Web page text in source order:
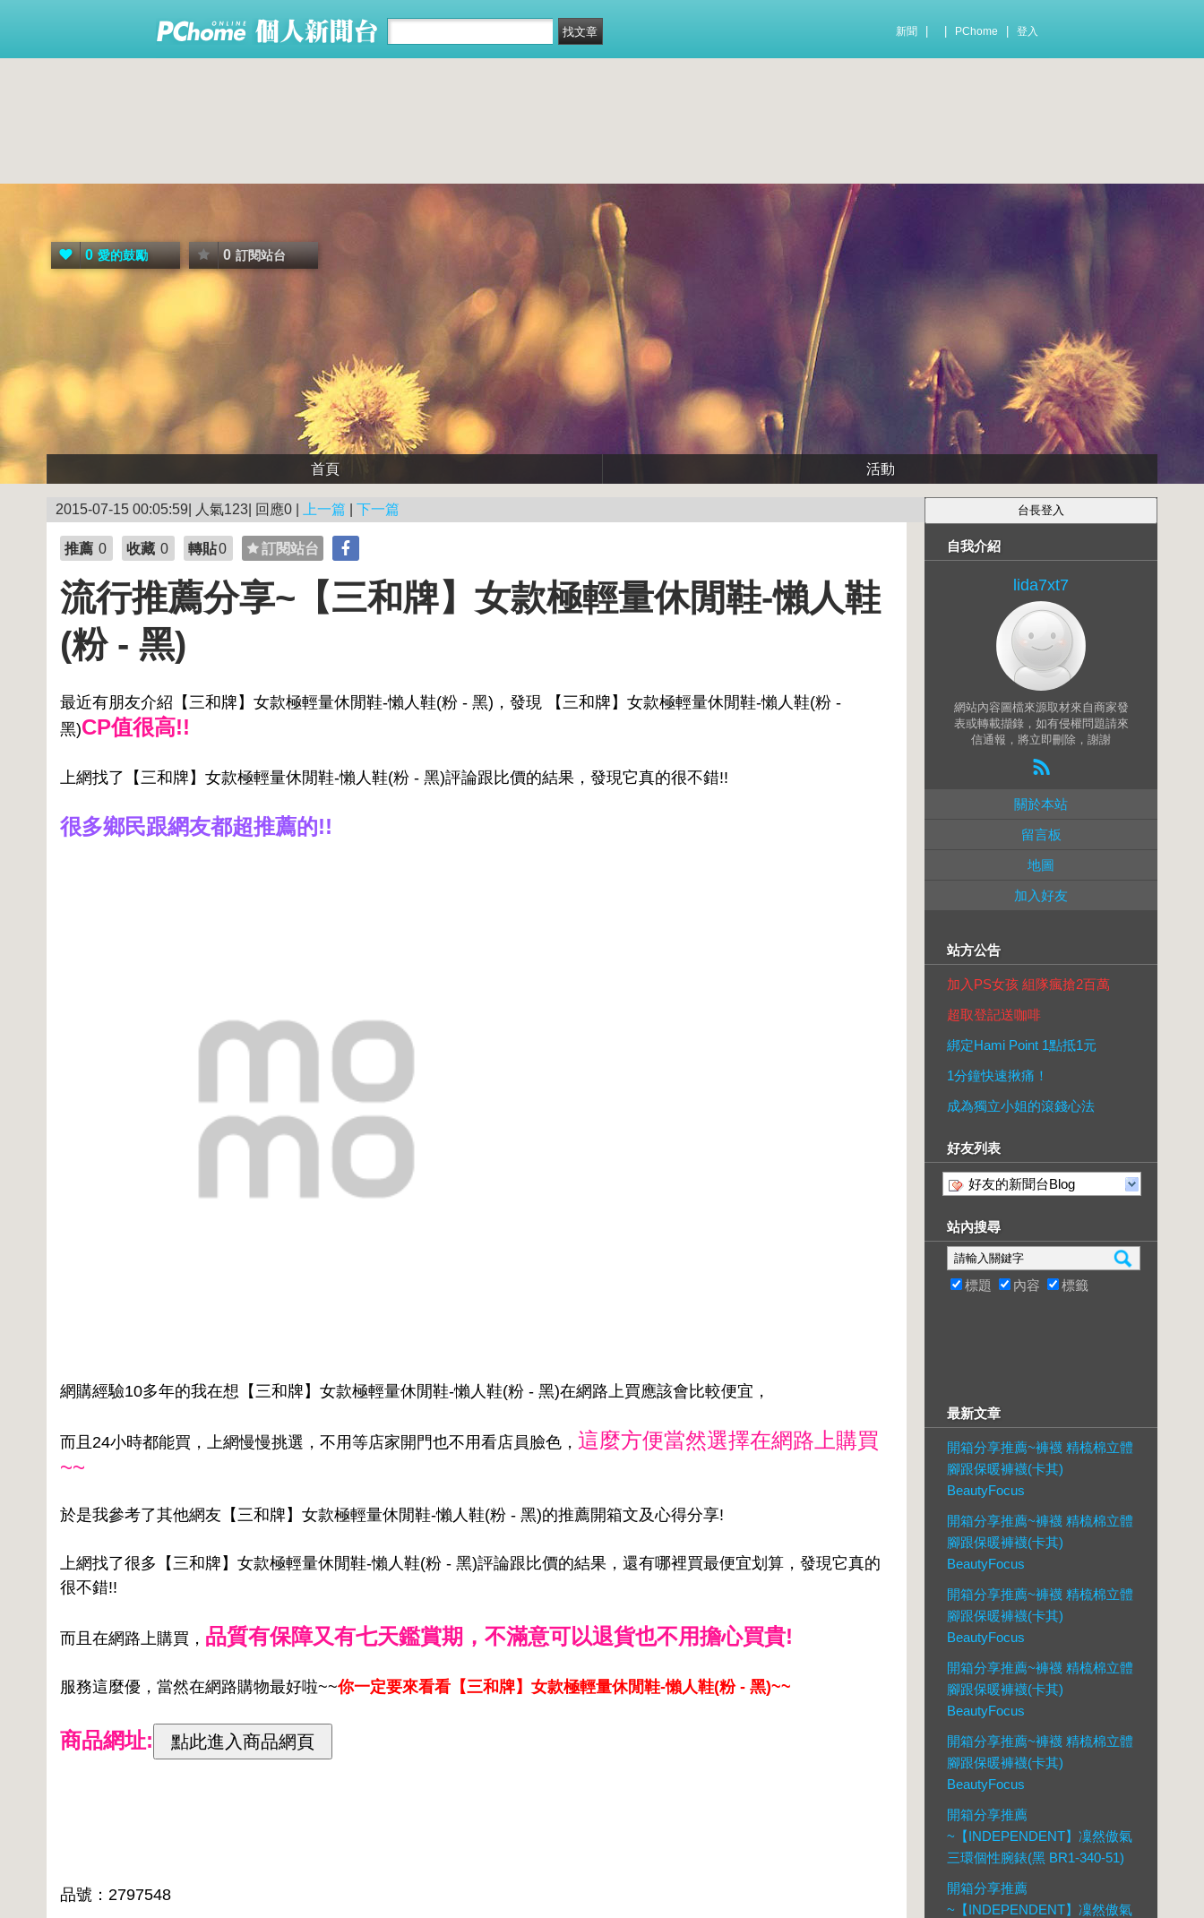
新聞 PChome 登入
0 愛的鼓勵 0 訂閱站台
首頁 活動
2015-07-15 00:05:59| 人氣123| 回應0 | 上一篇 下一篇
推薦 0 收藏 0 轉貼0 訂閱站台
流行推薦分享~【三和牌】女款極輕量休閒鞋-懶人鞋
(粉 - 黑)
最近有朋友介紹【三和牌】女款極輕量休閒鞋-懶人鞋(粉 - 黑)，發現 【三和牌】女款極輕量休閒鞋-懶人鞋(粉 -
黑)CP值很高!!
上網找了【三和牌】女款極輕量休閒鞋-懶人鞋(粉 - 黑)評論跟比價的結果，發現它真的很不錯!!
很多鄉民跟網友都超推薦的!!
網購經驗10多年的我在想【三和牌】女款極輕量休閒鞋-懶人鞋(粉 - 黑)在網路上買應該會比較便宜，
而且24小時都能買，上網慢慢挑選，不用等店家開門也不用看店員臉色， 這麼方便當然選擇在網路上購買
~~
於是我參考了其他網友【三和牌】女款極輕量休閒鞋-懶人鞋(粉 - 黑)的推薦開箱文及心得分享!
上網找了很多【三和牌】女款極輕量休閒鞋-懶人鞋(粉 - 黑)評論跟比價的結果，還有哪裡買最便宜划算，發現它真的
很不錯!!
而且在網路上購買， 品質有保障又有七天鑑賞期，不滿意可以退貨也不用擔心買貴!
服務這麼優，當然在網路購物最好啦~~你一定要來看看【三和牌】女款極輕量休閒鞋-懶人鞋(粉 - 黑)~~
商品網址:
品號：2797548
自我介紹
lida7xt7
網站內容圖檔來源取材來自商家發
表或轉載擷錄，如有侵權問題請來
信通報，將立即刪除，謝謝
關於本站
留言板
地圖
加入好友
站方公告
加入PS女孩 組隊瘋搶2百萬
超取登記送咖啡
綁定Hami Point 1點抵1元
1分鐘快速揪痛！
成為獨立小姐的滾錢心法
好友列表
好友的新聞台Blog
站內搜尋
標題 內容 標籤
最新文章
開箱分享推薦~褲襪 精梳棉立體
腳跟保暖褲襪(卡其)
BeautyFocus
開箱分享推薦~褲襪 精梳棉立體
腳跟保暖褲襪(卡其)
BeautyFocus
開箱分享推薦~褲襪 精梳棉立體
腳跟保暖褲襪(卡其)
BeautyFocus
開箱分享推薦~褲襪 精梳棉立體
腳跟保暖褲襪(卡其)
BeautyFocus
開箱分享推薦~褲襪 精梳棉立體
腳跟保暖褲襪(卡其)
BeautyFocus
開箱分享推薦
~【INDEPENDENT】凜然傲氣
三環個性腕錶(黑 BR1-340-51)
開箱分享推薦
~【INDEPENDENT】凜然傲氣